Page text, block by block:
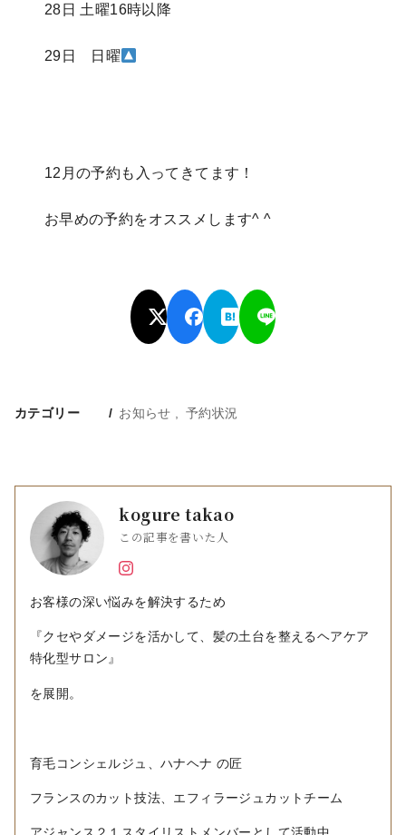
28日 土曜16時以降
29日 日曜
12月の予約も入ってきてます！
お早めの予約をオススメします^ ^
カテゴリー お知らせ 予約状況
kogure takao
この記事を書いた人
お客様の深い悩みを解決するため
『クセやダメージを活かして、髪の土台を整えるヘアケア
特化型サロン』
を展開。
育毛コンシェルジュ、ハナヘナ の匠
フランスのカット技法、エフィラージュカットチーム